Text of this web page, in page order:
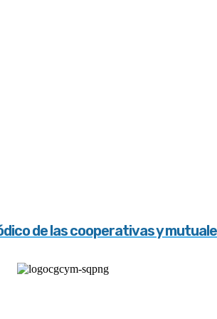
de las cooperativas y